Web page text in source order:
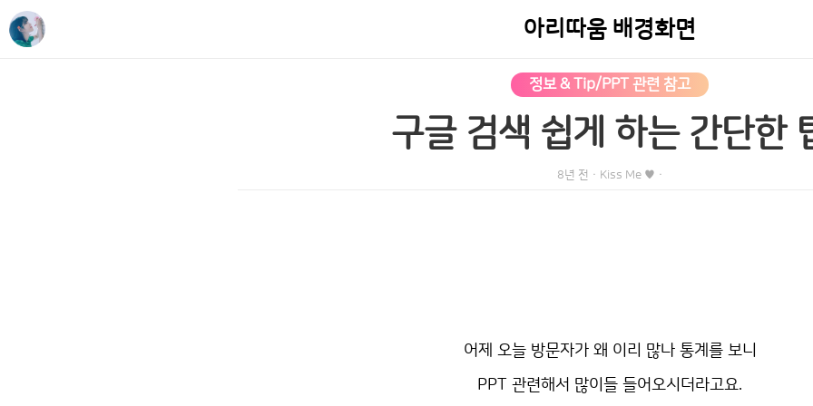
아리따움 배경화면
정보 & Tip/PPT 관련 참고
구글 검색 쉽게 하는 간단한
8년 전 · Kiss Me ♥ ·
어제 오늘 방문자가 왜 이리 많나 통계를 보니
PPT 관련해서 많이들 들어오시더라고요.